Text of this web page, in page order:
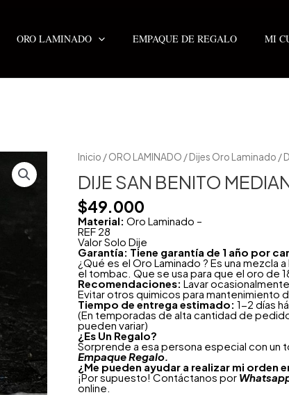
ORO LAMINADO EMPAQUE DE REGALO MI
Inicio /ORO LAMINADO /Dijes Oro Laminado /
DIJE SAN BENITO
$49.000
Material: Oro Laminado –
REF 28
Valor Solo Dije
Garantía: Tiene garantía de 1 año por
¿Qué es el Oro Laminado ? Es una
el tombac. Que se usa para que el oro de
Recomendaciones: Lavar
Evitar otros quimicos para mantenimiento
Tiempo de entrega estimado: 1-2 días
(En temporadas de alta cantidad de
pueden variar)
¿ Es Un Regalo?
Sorprende a esa persona especial con un
Empaque Regalo.
¿Me pueden ayudar a realizar mi orden
¡Por supuesto! Contáctanos por
online.